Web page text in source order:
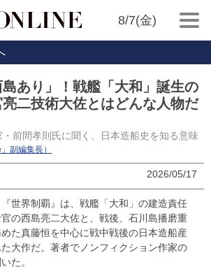
8/7(金)
島あり」！戦艦「大和」誕生の
二技術大佐とはどんな人物だ
・前間孝則氏に聞く、日本造船史を知る意味
副編集長）
2026/05/17
『世界制覇』は、戦艦「大和」の建造責任
の西島亮二大佐と、戦後、石川島播磨重
た真藤恒を中心に戦中戦後の日本造船産
大作だ。著者でノンフィクション作家の
た。